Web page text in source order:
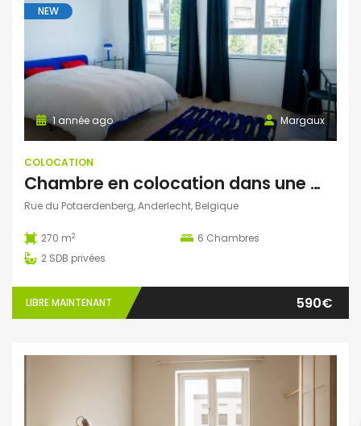
NEW
Margaux
1 année ago
COLOCATION
Chambre en colocation dans une maison entière rénovée à Anderlecht
Rue du Potaerdenberg, Anderlecht, Belgique
270 m2 6 Chambres
2 SDB privées
LIBRE MAINTENANT 590€